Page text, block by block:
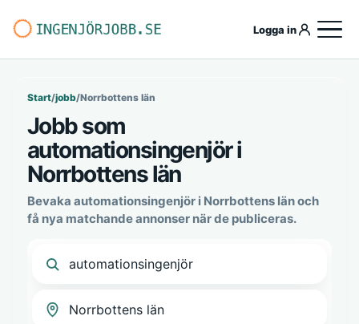
Logga in
Start/jobb/Norrbottens län
Jobb som
automationsingenjör i
Norrbottens län
Bevaka automationsingenjör i Norrbottens län och
få nya matchande annonser när de publiceras.